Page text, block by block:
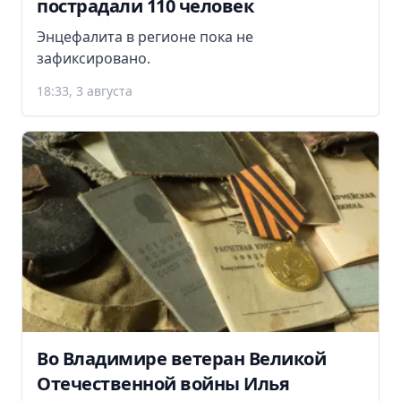
пострадали 110 человек
Энцефалита в регионе пока не
зафиксировано.
18:33, 3 августа
Во Владимире ветеран Великой
Отечественной войны Илья